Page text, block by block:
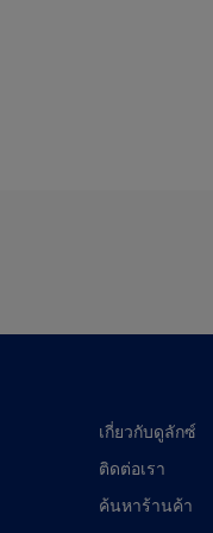
เกี่ยวกับดูลักซ์
ติดต่อเรา
ค้นหาร้านค้า